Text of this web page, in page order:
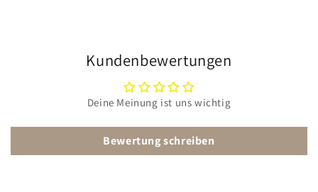
Kundenbewertungen
Deine Meinung ist uns wichtig
Bewertung schreiben